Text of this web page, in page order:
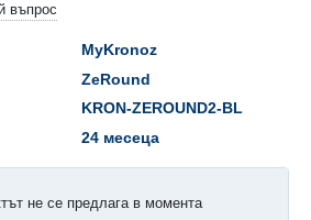
въпрос
MyKronoz
ZeRound
KRON-ZEROUND2-BL
24 месеца
не се предлага в момента